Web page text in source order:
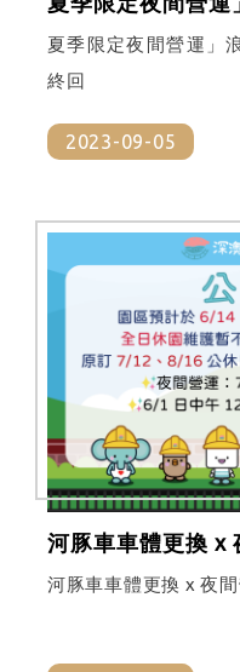
夏季限定夜間營運」
終回
2023-09-05
河豚車車體更換 x
河豚車車體更換 x 夜